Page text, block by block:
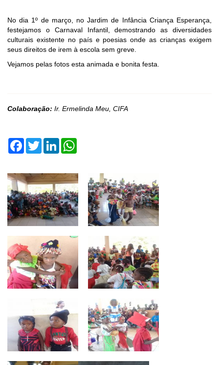
No dia 1º de março, no Jardim de Infância Criança Esperança,
festejamos o Carnaval Infantil, demostrando as diversidades
culturais existente no país e poesias onde as crianças exigem
seus direitos de irem à escola sem greve.
Vejamos pelas fotos esta animada e bonita festa.
Colaboração: Ir. Ermelinda Meu, CIFA
FacebookTwitterLinkedIn